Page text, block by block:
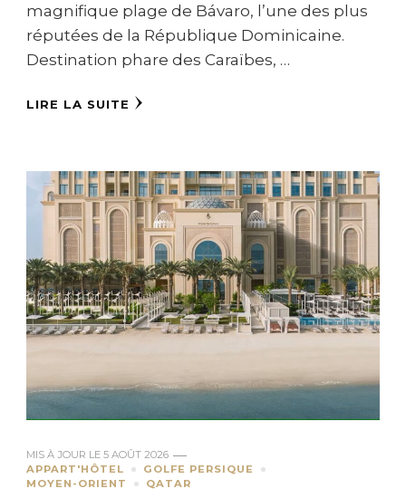
magnifique plage de Bávaro, l’une des plus
réputées de la République Dominicaine.
Destination phare des Caraïbes, …
LIRE LA SUITE
MIS À JOUR LE 5 AOÛT 2026
APPART'HÔTEL
GOLFE PERSIQUE
MOYEN-ORIENT
QATAR